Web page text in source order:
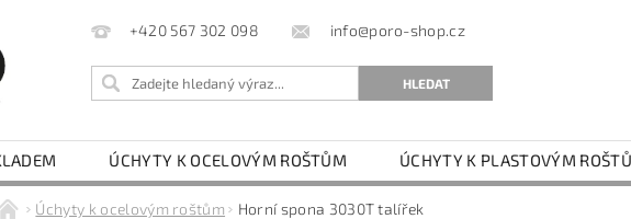
+420 567 302 098 info@poro-shop.cz
ÚCHYTY K OCELOVÝM ROŠTŮM
ÚCHYTY K PLASTOVÝM
REALIZACE HODNOCENÍ OBCHODU
Úchyty k ocelovým roštům Horní spona 3030T talířek